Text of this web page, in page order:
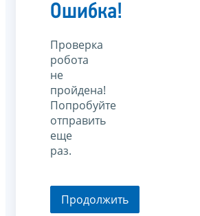
Ошибка!
Проверка
робота
не
пройдена!
Попробуйте
отправить
еще
раз.
Продолжить